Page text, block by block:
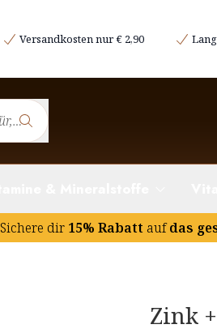
Versandkosten nur € 2,90
Sichere dir 15% Rabatt aufdas
Zink